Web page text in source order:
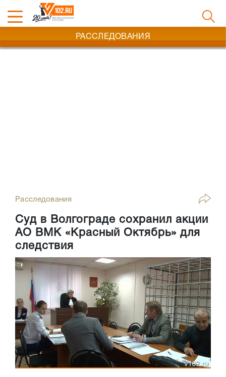
РАССЛЕДОВАНИЯ
Расследования
Суд в Волгограде сохранил акции
АО ВМК «Красный Октябрь» для
следствия